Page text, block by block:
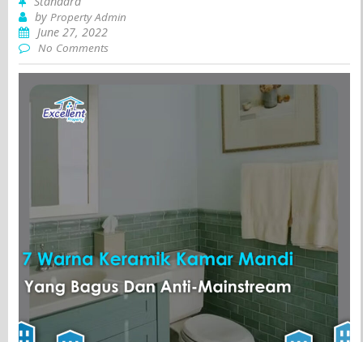
byProperty Admin
June 27, 2022
No Comments